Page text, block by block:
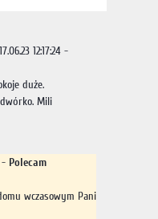
12:17:24 -
duże.
Mili
- Polecam
wczasowym Pani